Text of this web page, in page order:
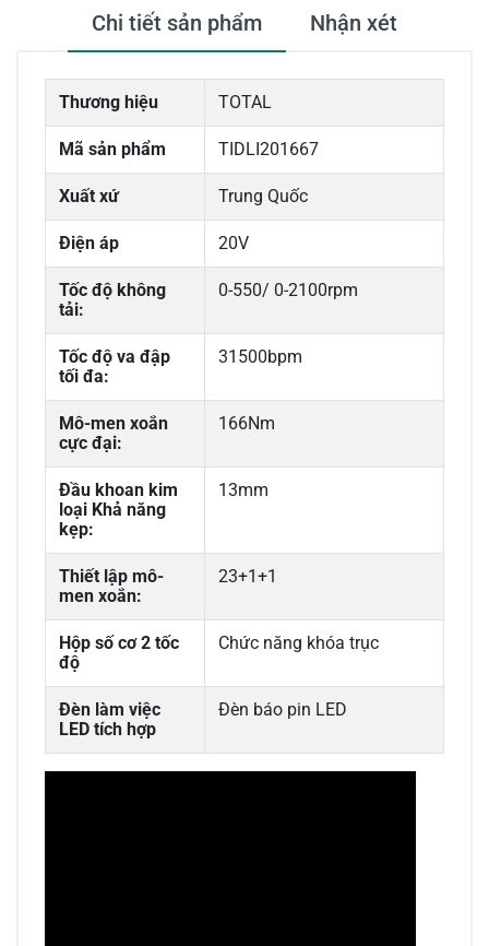
Chi tiết sản phẩm Nhận xét
Thương hiệu TOTAL
Mã sản phẩm TIDLI201667
Xuất xứ Trung Quốc
Điện áp 20V
Tốc độ không
tải:
0-550/ 0-2100rpm
Tốc độ va đập
tối đa:
31500bpm
Mô-men xoắn
cực đại:
166Nm
Đầu khoan kim
loại Khả năng
kẹp:
13mm
Thiết lập mô-
men xoắn:
23+1+1
Hộp số cơ 2 tốc
độ
Chức năng khóa trục
Đèn làm việc
LED tích hợp
Đèn báo pin LED